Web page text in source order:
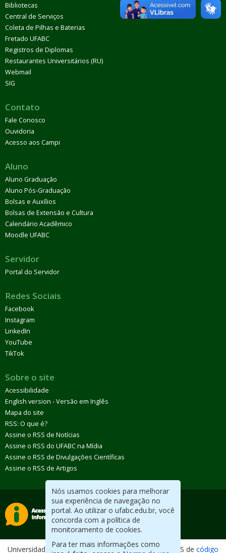
Nós usamos cookies para melhorar
sua experiência de navegação no
portal. Ao utilizar o ufabc.edu.br, você
concorda com a política de
monitoramento de cookies.
Para ter mais informações como
Bibliotecas
Central de Serviços
Coleta de Pilhas e Baterias
Fretado UFABC
Registros de Diplomas
Restaurantes Universitários (RU)
Webmail
SIG
Contato
Fale Conosco
Ouvidoria
Acesso aos Campi
Aluno
Aluno Graduação
Aluno Pós-Graduação
Bolsas e Auxílios
Bolsas de Extensão e Cultura
Calendário Acadêmico
Moodle UFABC
Servidor
Portal do Servidor
Redes Sociais
Facebook
Instagram
LinkedIn
YouTube
TikTok
Sobre o site
Acessibilidade
English version - Versão em Inglês
Mapa do site
RSS: O que é?
Assine o RSS de Notícias
Assine o RSS do UFABC na Mídia
Assine o RSS de Divulgações Científicas
Assine o RSS de Artigos
Universidade Federal do ABC. Desenvolvido com CMS de código